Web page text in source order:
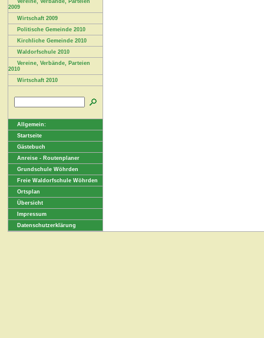
Vereine, Verbände, Parteien
2009
Wirtschaft 2009
Politische Gemeinde 2010
Kirchliche Gemeinde 2010
Waldorfschule 2010
Vereine, Verbände, Parteien
2010
Wirtschaft 2010
Allgemein:
Startseite
Gästebuch
Anreise - Routenplaner
Grundschule Wöhrden
Freie Waldorfschule Wöhrden
Ortsplan
Übersicht
Impressum
Datenschutzerklärung